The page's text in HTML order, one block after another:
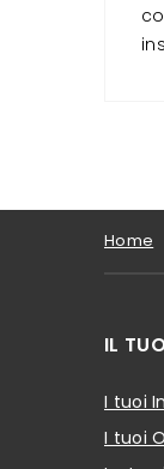
Home
IL
I tuoi
I tuoi